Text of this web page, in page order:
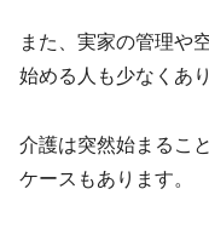
また、実家の管理や
始める人も少なくあ
介護は突然始まるこ
ケースもあります。